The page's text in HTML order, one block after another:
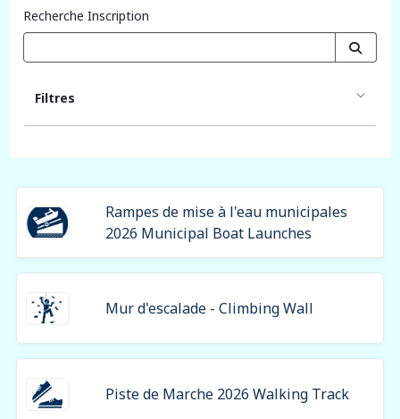
Recherche Inscription
Filtres
Rampes de mise à l'eau municipales
2026 Municipal Boat Launches
Mur d'escalade - Climbing Wall
Piste de Marche 2026 Walking Track